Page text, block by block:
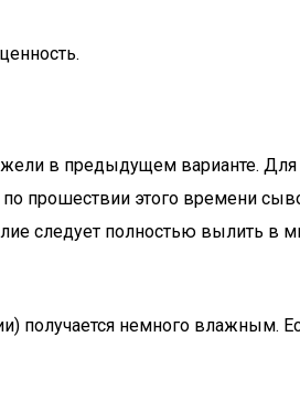
в предыдущем варианте.
прошествии этого времени
следует полностью вылить в
получается немного влажным.